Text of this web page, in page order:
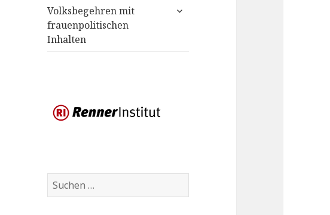
Volksbegehren mit
frauenpolitischen
Inhalten
untermenü
Suchen
nach: